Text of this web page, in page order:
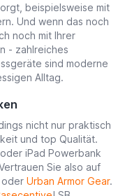
beispielsweise mit
Und wenn das noch
noch mit Ihrer
- zahlreiches
sind moderne
Alltag.
nicht nur praktisch
und top Qualität.
iPad Powerbank
Sie also auf
oder Urban Armor Gear.